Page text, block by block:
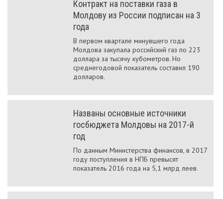
Контракт на поставки газа в
Молдову из России подписан на 3
года
В первом квартале минувшего года
Молдова закупала российский газ по 223
доллара за тысячу кубометров. Но
среднегодовой показатель составил 190
долларов.
Названы основные источники
госбюджета Молдовы на 2017-й
год
По данным Министерства финансов, в 2017
году поступления в НПБ превысят
показатель 2016 года на 5,1 млрд леев.